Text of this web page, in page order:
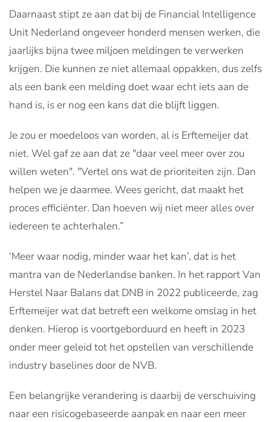
Daarnaast stipt ze aan dat bij de Financial Intelligence
Unit Nederland ongeveer honderd mensen werken, die
jaarlijks bijna twee miljoen meldingen te verwerken
krijgen. Die kunnen ze niet allemaal oppakken, dus zelfs
als een bank een melding doet waar echt iets aan de
hand is, is er nog een kans dat die blijft liggen.
Je zou er moedeloos van worden, al is Erftemeijer dat
niet. Wel gaf ze aan dat ze "daar veel meer over zou
willen weten". "Vertel ons wat de prioriteiten zijn. Dan
helpen we je daarmee. Wees gericht, dat maakt het
proces efficiënter. Dan hoeven wij niet meer alles over
iedereen te achterhalen.”
‘Meer waar nodig, minder waar het kan’, dat is het
mantra van de Nederlandse banken. In het rapport Van
Herstel Naar Balans dat DNB in 2022 publiceerde, zag
Erftemeijer wat dat betreft een welkome omslag in het
denken. Hierop is voortgeborduurd en heeft in 2023
onder meer geleid tot het opstellen van verschillende
industry baselines door de NVB.
Een belangrijke verandering is daarbij de verschuiving
naar een risicogebaseerde aanpak en naar een meer